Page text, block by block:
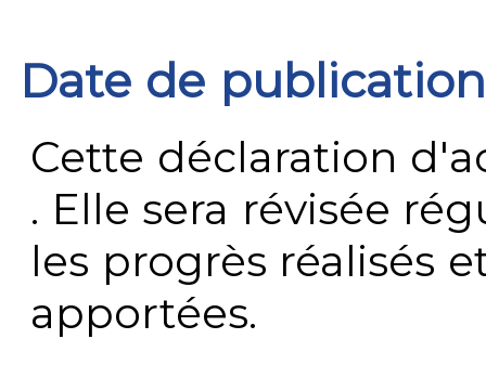
Date de publication
Cette déclaration
. Elle sera révisée
les progrès réalisés
apportées.